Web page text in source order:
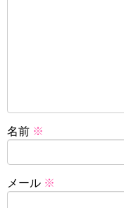
名前 ※
メール ※